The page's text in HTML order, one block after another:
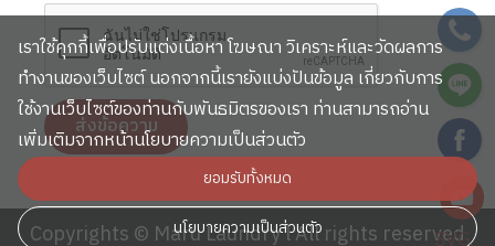
เราใช้คุกกี้เพื่อปรับแต่งเนื้อหา โฆษณา วิเคราะห์และวัดผลการ
ทำงานของเว็บไซต์ นอกจากนี้เรายังแบ่งปันข้อมูล เกี่ยวกับการ
ใช้งานเว็บไซต์ของท่านกับพันธมิตรของเรา ท่านสามารถอ่าน
เพิ่มเติมจากหน้านโยบายความเป็นส่วนตัว
นโยบายความเป็นส่วนตัว
ยอมรับทั้งหมด
Copyrights © Maru Laundry l All rights reserved
SVG
SVG
SVG
SVG